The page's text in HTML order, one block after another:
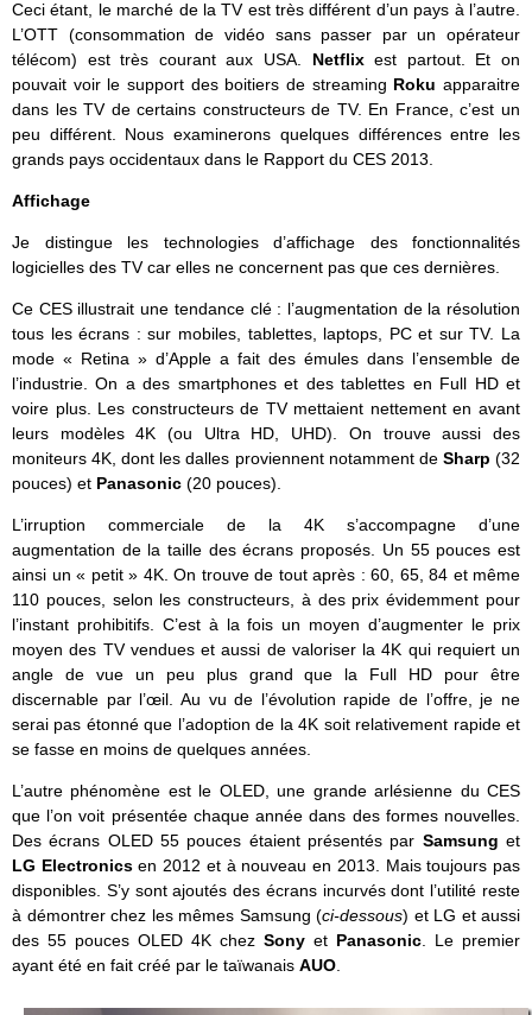
Ceci étant, le marché de la TV est très différent d’un pays à l’autre.
L’OTT (consommation de vidéo sans passer par un opérateur
télécom) est très courant aux USA. Netflixest partout. Et on
pouvait voir le support des boitiers de streaming Roku apparaitre
dans les TV de certains constructeurs de TV. En France, c’est un
peu différent. Nous examinerons quelques différences entre les
grands pays occidentaux dans le Rapport du CES 2013.
Affichage
Je distingue les technologies d’affichage des fonctionnalités
logicielles des TV car elles ne concernent pas que ces dernières.
Ce CES illustrait une tendance clé : l’augmentation de la résolution
tous les écrans : sur mobiles, tablettes, laptops, PC et sur TV. La
mode « Retina » d’Apple a fait des émules dans l’ensemble de
l’industrie. On a des smartphones et des tablettes en Full HD et
voire plus. Les constructeurs de TV mettaient nettement en avant
leurs modèles 4K (ou Ultra HD, UHD). On trouve aussi des
moniteurs 4K, dont les dalles proviennent notamment de Sharp (32
pouces) et Panasonic (20 pouces).
L’irruption commerciale de la 4K s’accompagne d’une
augmentation de la taille des écrans proposés. Un 55 pouces est
ainsi un « petit » 4K. On trouve de tout après : 60, 65, 84 et même
110 pouces, selon les constructeurs, à des prix évidemment pour
l’instant prohibitifs. C’est à la fois un moyen d’augmenter le prix
moyen des TV vendues et aussi de valoriser la 4K qui requiert un
angle de vue un peu plus grand que la Full HD pour être
discernable par l’œil. Au vu de l’évolution rapide de l’offre, je ne
serai pas étonné que l’adoption de la 4K soit relativement rapide et
se fasse en moins de quelques années.
L’autre phénomène est le OLED, une grande arlésienne du CES
que l’on voit présentée chaque année dans des formes nouvelles.
Des écrans OLED 55 pouces étaient présentés par Samsung et
LG Electronicsen 2012 et à nouveau en 2013. Mais toujours pas
disponibles. S’y sont ajoutés des écrans incurvés dont l’utilité reste
à démontrer chez les mêmes Samsung (ci-dessous) et LG et aussi
des 55 pouces OLED 4K chez Sony et Panasonic. Le premier
ayant été en fait créé par le taïwanais AUO.